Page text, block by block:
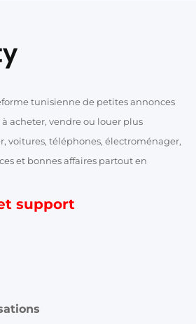
tunisienne de petites annonces
acheter, vendre ou louer plus
voitures, téléphones, électroménager,
et bonnes affaires partout en
support